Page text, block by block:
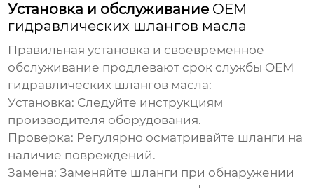
Установка и обслуживание OEM
гидравлических шлангов масла
Правильная установка и своевременное
обслуживание продлевают срок службы OEM
гидравлических шлангов масла:
Установка: Следуйте инструкциям
производителя оборудования.
Проверка: Регулярно осматривайте шланги на
наличие повреждений.
Замена: Заменяйте шланги при обнаружении